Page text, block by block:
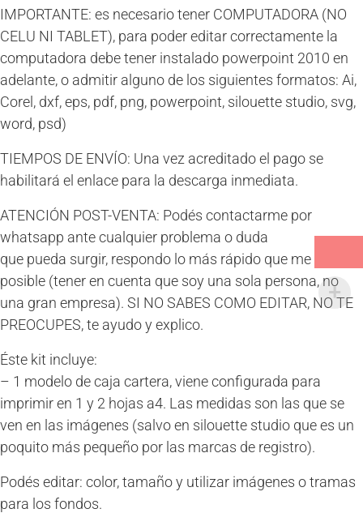
IMPORTANTE: es necesario tener COMPUTADORA (NO
CELU NI TABLET), para poder editar correctamente la
computadora debe tener instalado powerpoint 2010 en
adelante, o admitir alguno de los siguientes formatos: Ai,
Corel, dxf, eps, pdf, png, powerpoint, silouette studio, svg,
word, psd)
TIEMPOS DE ENVÍO: Una vez acreditado el pago se
habilitará el enlace para la descarga inmediata.
ATENCIÓN POST-VENTA: Podés contactarme por
whatsapp ante cualquier problema o duda
que pueda surgir, respondo lo más rápido que me es
posible (tener en cuenta que soy una sola persona, no
una gran empresa). SI NO SABES COMO EDITAR, NO TE
PREOCUPES, te ayudo y explico.
Éste kit incluye:
– 1 modelo de caja cartera, viene configurada para
imprimir en 1 y 2 hojas a4. Las medidas son las que se
ven en las imágenes (salvo en silouette studio que es un
poquito más pequeño por las marcas de registro).
Podés editar: color, tamaño y utilizar imágenes o tramas
para los fondos.